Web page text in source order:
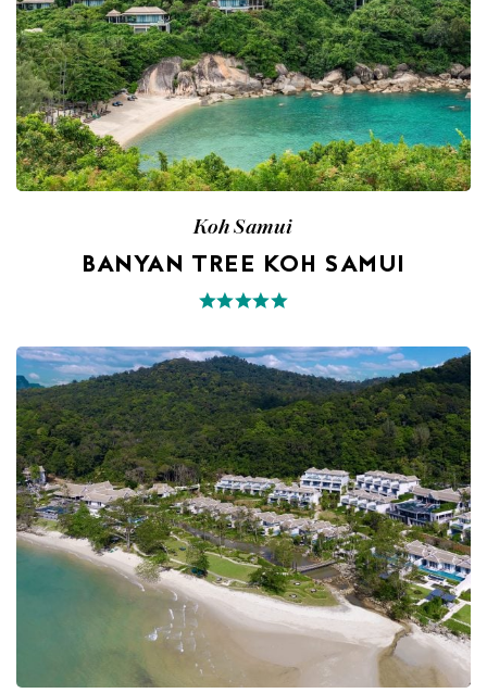
Koh Samui
BANYAN TREE KOH SAMUI